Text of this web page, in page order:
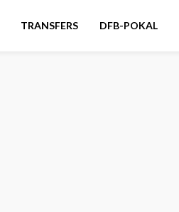
TRANSFERS DFB-POKAL